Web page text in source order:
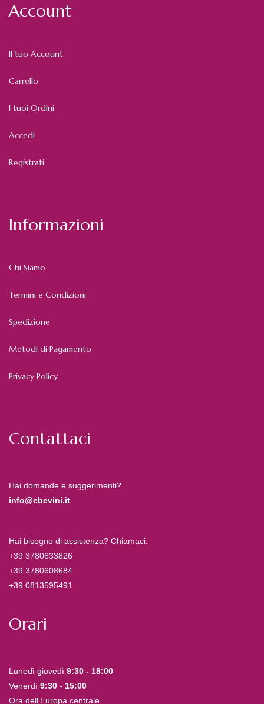
Account
Il tuo Account
Carrello
I tuoi Ordini
Accedi
Registrati
Informazioni
Chi Siamo
Termini e Condizioni
Spedizione
Metodi di Pagamento
Privacy Policy
Contattaci
Hai domande e suggerimenti?
info@ebevini.it
Hai bisogno di assistenza? Chiamaci.
+39 3780633826
+39 3780608684
+39 0813595491
Orari
Lunedì giovedì 9:30 - 18:00
Venerdì 9:30 - 15:00
Ora dell'Europa centrale